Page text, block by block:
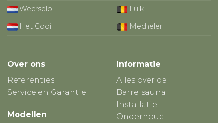
Weerselo
Luik
Het Gooi
Mechelen
Over ons
Referenties
Service en Garantie
Modellen
Informatie
Alles over de
Barrelsauna
Installatie
Onderhoud